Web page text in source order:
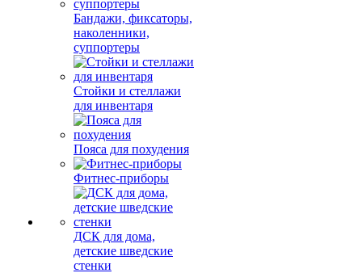
Бандажи, фиксаторы,
наколенники,
суппортеры
Стойки и стеллажи
для инвентаря
Пояса для похудения
Фитнес-приборы
ДСК для дома,
детские шведские
стенки